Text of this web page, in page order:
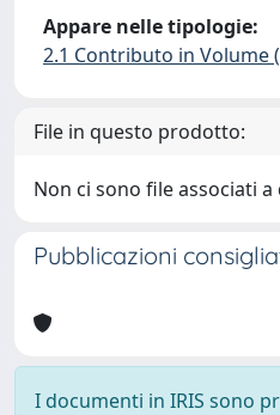
Appare nelle tipologie:
2.1 Contributo in Volume
File in questo prodotto:
Non ci sono file associati
Pubblicazioni
I documenti in IRIS sono